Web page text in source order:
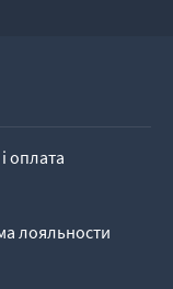
оплата
лояльности